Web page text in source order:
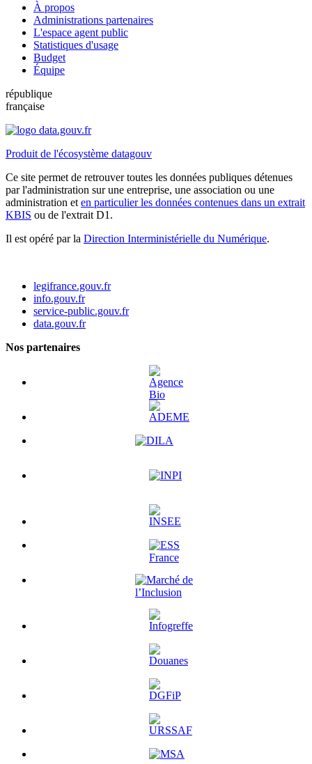
À propos
Administrations partenaires
L'espace agent public
Statistiques d'usage
Budget
Équipe
république
française
Produit de l'écosystème datagouv
Ce site permet de retrouver toutes les données publiques détenues
par l'administration sur une entreprise, une association ou une
administration et en particulier les données contenues dans un extrait
KBIS ou de l'extrait D1.
Il est opéré par la Direction Interministérielle du Numérique.
legifrance.gouv.fr
info.gouv.fr
service-public.gouv.fr
data.gouv.fr
Nos partenaires